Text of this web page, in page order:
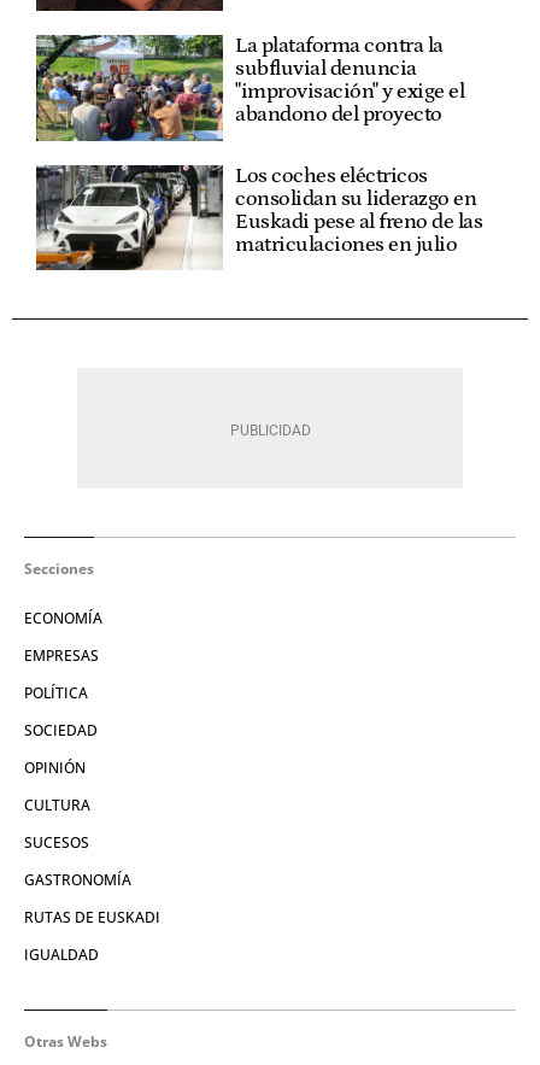
La plataforma contra la
subfluvial denuncia
"improvisación" y exige el
abandono del proyecto
Los coches eléctricos
consolidan su liderazgo en
Euskadi pese al freno de las
matriculaciones en julio
Secciones
ECONOMÍA
EMPRESAS
POLÍTICA
SOCIEDAD
OPINIÓN
CULTURA
SUCESOS
GASTRONOMÍA
RUTAS DE EUSKADI
IGUALDAD
Otras Webs